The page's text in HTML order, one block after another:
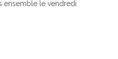
ensemble le vendredi